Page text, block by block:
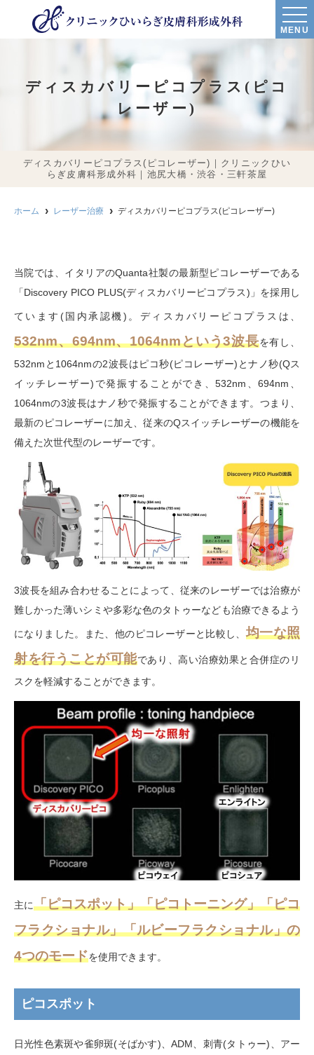
MENU
ディスカバリーピコプラス(ピコ
レーザー)
ディスカバリーピコプラス(ピコレーザー)｜クリニックひい
らぎ皮膚科形成外科｜池尻大橋・渋谷・三軒茶屋
ホーム レーザー治療 ディスカバリーピコプラス(ピコレーザー)
当院では、イタリアのQuanta社製の最新型ピコレーザーである
「Discovery PICO PLUS(ディスカバリーピコプラス) 」を採用し
ています (国内承認機 ) 。ディスカバリーピコプラスは、
532nm、694nm、1064nmという3波長を有し、
532nm と 1064nmの2波長はピコ秒(ピコレーザー) とナノ秒(Qス
イッチレーザー) で発振することができ、532nm 、694nm
1064nmの3波長はナノ秒で発振することができます。つまり、
最新のピコレーザーに加え、従来のQスイッチレーザーの機能を
備えた次世代型のレーザーです。
3波長を組み合わせることによって、従来のレーザーでは治療が
難しかった薄いシミや多彩な色のタトゥーなども治療できるよう
になりました。また、他のピコレーザーと比較し、均一な照
射を行うことが可能であり、高い治療効果と合併症のリ
スクを軽減することができます。
主に「ピコスポット」「ピコトーニング」「ピコ
フラクショナル」「ルビーフラクショナル」の
4つのモードを使用できます。
ピコスポット
日光性色素斑や雀卵斑(そばかす) 、ADM 、刺青(タトゥー) 、アー